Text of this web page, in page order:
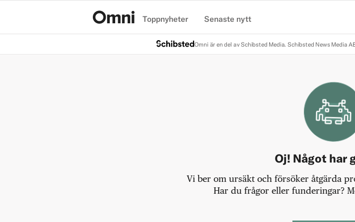
Toppnyheter Senaste nytt
Omni är en del av Schibsted Media. Schibsted News Media
Oj! Något har
Vi ber om ursäkt och försöker åtgärda
Har du frågor eller funderingar?